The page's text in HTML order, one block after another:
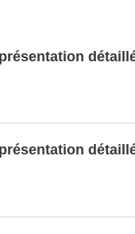
(en millions